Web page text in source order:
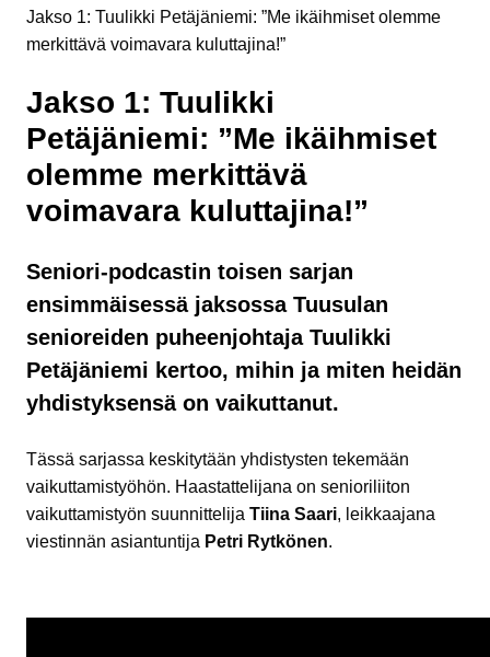
Jakso 1: Tuulikki Petäjäniemi: ”Me ikäihmiset olemme
merkittävä voimavara kuluttajina!”
Jakso 1: Tuulikki
Petäjäniemi: ”Me ikäihmiset
olemme merkittävä
voimavara kuluttajina!”
Seniori-podcastin toisen sarjan
ensimmäisessä jaksossa Tuusulan
senioreiden puheenjohtaja Tuulikki
Petäjäniemi kertoo, mihin ja miten heidän
yhdistyksensä on vaikuttanut.
Tässä sarjassa keskitytään yhdistysten tekemään
vaikuttamistyöhön. Haastattelijana on senioriliiton
vaikuttamistyön suunnittelija Tiina Saari, leikkaajana
viestinnän asiantuntija Petri Rytkönen.